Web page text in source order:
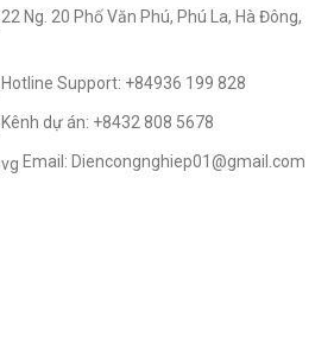
22 Ng. 20 Phố Văn Phú, Phú La, Hà Đông,
Hotline Support: +84936 199 828
Kênh dự án: +8432 808 5678
Email: Diencongnghiep01@gmail.com